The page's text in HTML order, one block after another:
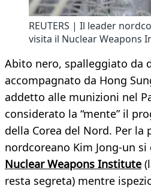
REUTERS | Il leader
visita il Nuclear Weapons
Abito nero, spalleggiato da
accompagnato da Hong
addetto alle munizioni nel
considerato la “mente” il
della Corea del Nord. Per
nordcoreano Kim Jong-un si
Nuclear Weapons Institute
resta segreta) mentre